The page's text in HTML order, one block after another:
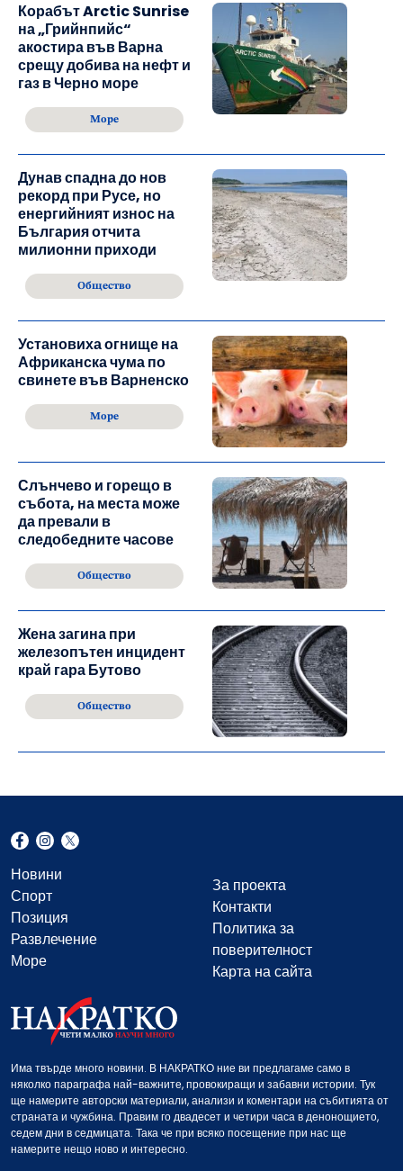
Корабът Arctic Sunrise
на „Грийнпийс“
акостира във Варна
срещу добива на нефт и
газ в Черно море
Море
Дунав спадна до нов
рекорд при Русе, но
енергийният износ на
България отчита
милионни приходи
Общество
Установиха огнище на
Африканска чума по
свинете във Варненско
Море
Слънчево и горещо в
събота, на места може
да превали в
следобедните часове
Общество
Жена загина при
железопътен инцидент
край гара Бутово
Общество
Новини
Спорт
Позиция
Развлечение
Море
За проекта
Контакти
Политика за
поверителност
Карта на сайта
Има твърде много новини. В НАКРАТКО ние ви предлагаме само в
няколко параграфа най-важните, провокиращи и забавни истории. Тук
ще намерите авторски материали, анализи и коментари на събитията от
страната и чужбина. Правим го двадесет и четири часа в денонощието,
седем дни в седмицата. Така че при всяко посещение при нас ще
намерите нещо ново и интересно.